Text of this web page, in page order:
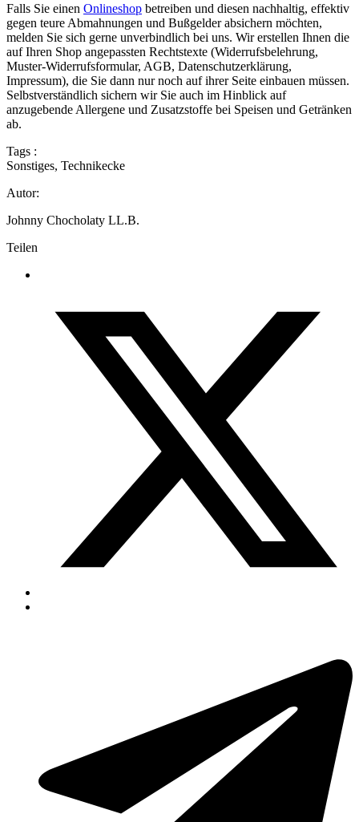
Falls Sie einen Onlineshop betreiben und diesen nachhaltig, effektiv
gegen teure Abmahnungen und Bußgelder absichern möchten,
melden Sie sich gerne unverbindlich bei uns. Wir erstellen Ihnen die
auf Ihren Shop angepassten Rechtstexte (Widerrufsbelehrung,
Muster-Widerrufsformular, AGB, Datenschutzerklärung,
Impressum), die Sie dann nur noch auf ihrer Seite einbauen müssen.
Selbstverständlich sichern wir Sie auch im Hinblick auf
anzugebende Allergene und Zusatzstoffe bei Speisen und Getränken
ab.
Tags :
Sonstiges, Technikecke
Autor:
Johnny Chocholaty LL.B.
Teilen